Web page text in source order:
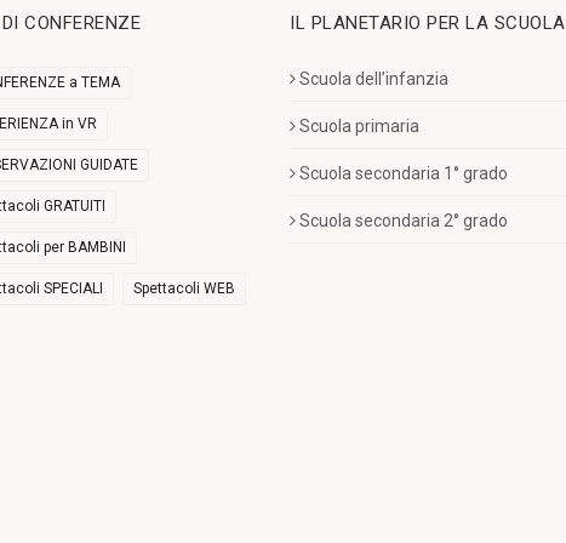
CONFERENZE
a TEMA
in VR
GUIDATE
GRATUITI
per BAMBINI
SPECIALI Spettacoli WEB
IL PLANETARIO PER LA SCUOLA
Scuola dell’infanzia
Scuola primaria
Scuola secondaria 1° grado
Scuola secondaria 2° grado